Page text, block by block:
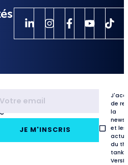
JE M'INSCRIS
de
la
et les
du
tank